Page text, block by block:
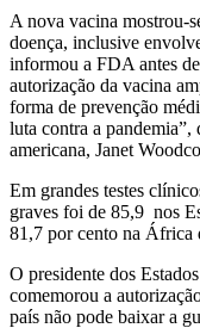
A nova vacina mostrou-
doença, inclusive
informou a FDA antes
autorização da vacina
forma de prevenção
luta contra a pandemia”,
americana, Janet
Em grandes testes
graves foi de 85,9 nos
81,7 por cento na África
O presidente dos
comemorou a
país não pode baixar a